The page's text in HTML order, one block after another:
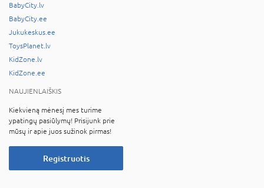
BabyCity.lv
BabyCity.ee
Jukukeskus.ee
ToysPlanet.lv
KidZone.lv
KidZone.ee
NAUJIENLAIŠKIS
Kiekvieną mėnesį mes turime
ypatingų pasiūlymų! Prisijunk prie
mūsų ir apie juos sužinok pirmas!
Registruotis